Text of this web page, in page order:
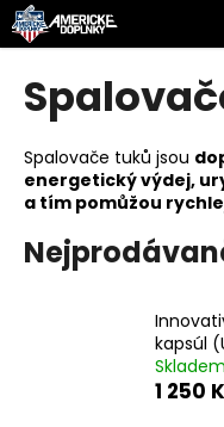
Přejít
na
obsah
Spalovače tuků jsou
energetický výdej,
a tím pomůžou
kapsúl
Skladem
1 250
K
o
o
p
t